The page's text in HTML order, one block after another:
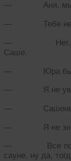
— Аня, мы не
— Тебе не
— Нет, Аня,
Саше.
— Юра бы не
— Я не
— Сашенька не
— Я не
— Все
сауне, ну да,